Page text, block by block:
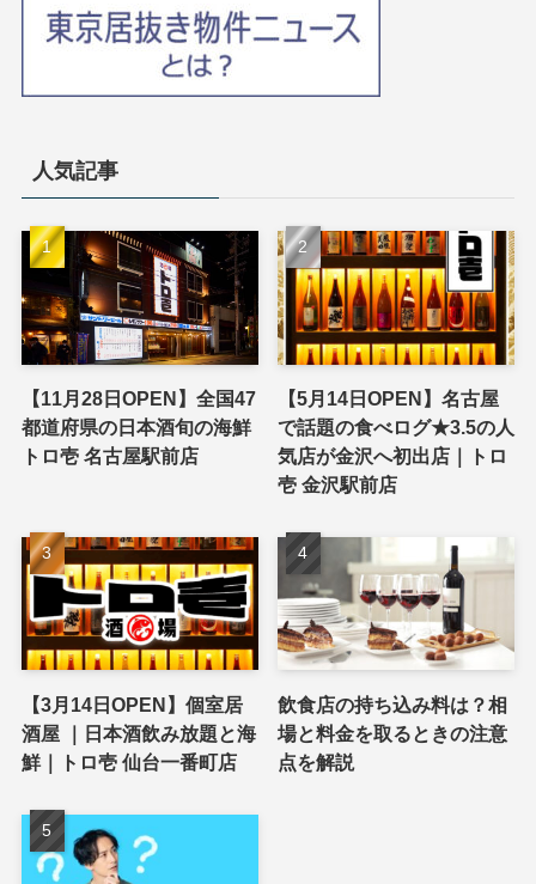
人気記事
【11月28日OPEN】全国47
都道府県の日本酒旬の海鮮
トロ壱 名古屋駅前店
【5月14日OPEN】名古屋
で話題の食べログ★3.5の人
気店が金沢へ初出店｜トロ
壱 金沢駅前店
【3月14日OPEN】個室居
酒屋 ｜日本酒飲み放題と海
鮮｜トロ壱 仙台一番町店
飲食店の持ち込み料は？相
場と料金を取るときの注意
点を解説